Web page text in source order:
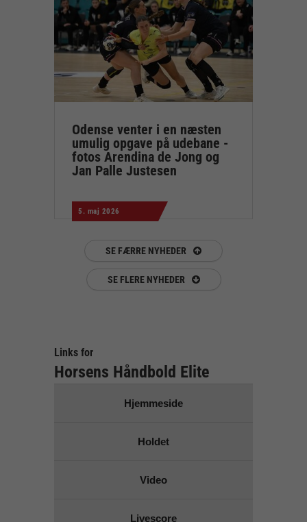
Odense venter i en næsten
umulig opgave på udebane -
fotos Arendina de Jong og
Jan Palle Justesen
5. maj 2026
SE FÆRRE NYHEDER
SE FLERE NYHEDER
Links for
Horsens Håndbold Elite
Hjemmeside
Holdet
Video
Livescore